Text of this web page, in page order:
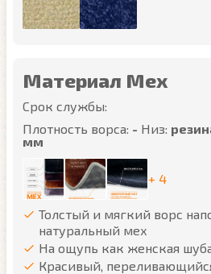
Материал Мех
Срок службы:
Плотность ворса: - Низ:
мм
+ 4
Толстый и мягкий ворс
натуральный мех
На ощупь как женская
Красивый,